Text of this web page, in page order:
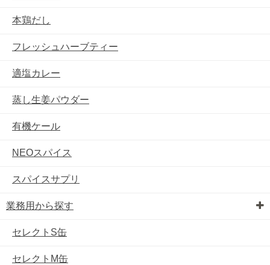
本鶏だし
フレッシュハーブティー
適塩カレー
蒸し生姜パウダー
有機ケール
NEOスパイス
スパイスサプリ
業務用から探す
セレクトS缶
セレクトM缶